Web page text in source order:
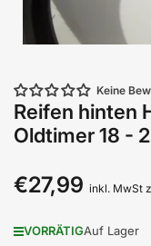
Keine
Reifen hinten
Oldtimer 18 -
Normaler
€27,99 inkl. MwSt
VORRÄTIGAuf Lager